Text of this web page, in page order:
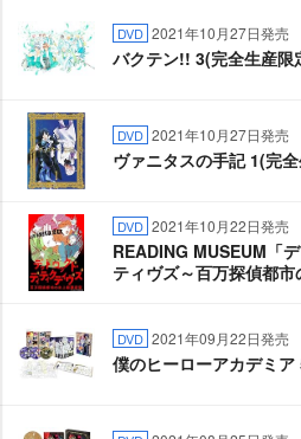
DVD 2021年10月27日発売
バクテン!! 3(完全生産限
DVD 2021年10月27日発売
ヴァニタスの手記 1(完
DVD 2021年10月22日発売
READING MUSEUM「
ティヴズ～百万探偵都
DVD 2021年09月22日発売
僕のヒーローアカデミ